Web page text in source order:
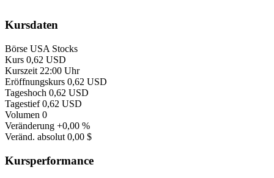
Kursdaten
Börse USA Stocks
Kurs 0,62 USD
Kurszeit 22:00 Uhr
Eröffnungskurs 0,62 USD
Tageshoch 0,62 USD
Tagestief 0,62 USD
Volumen 0
Veränderung +0,00 %
Veränd. absolut 0,00 $
Kursperformance